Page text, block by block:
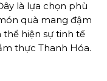
là lựa chọn phù
quà mang đậm
thể hiện sự tinh tế
thực Thanh Hóa.